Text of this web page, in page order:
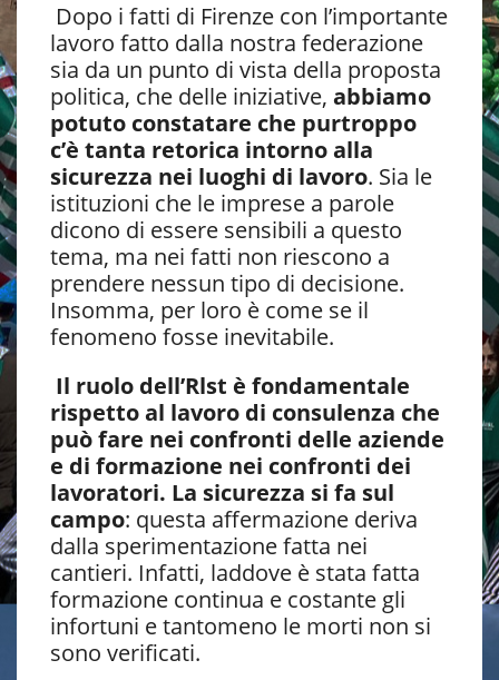
Dopo i fatti di Firenze con l’importante
lavoro fatto dalla nostra federazione
sia da un punto di vista della proposta
politica, che delle iniziative, abbiamo
potuto constatare che purtroppo
c’è tanta retorica intorno alla
sicurezza nei luoghi di lavoro. Sia le
istituzioni che le imprese a parole
dicono di essere sensibili a questo
tema, ma nei fatti non riescono a
prendere nessun tipo di decisione.
Insomma, per loro è come se il
fenomeno fosse inevitabile.
Il ruolo dell’Rlst è fondamentale
rispetto al lavoro di consulenza che
può fare nei confronti delle aziende
e di formazione nei confronti dei
lavoratori. La sicurezza si fa sul
campo: questa affermazione deriva
dalla sperimentazione fatta nei
cantieri. Infatti, laddove è stata fatta
formazione continua e costante gli
infortuni e tantomeno le morti non si
sono verificati.